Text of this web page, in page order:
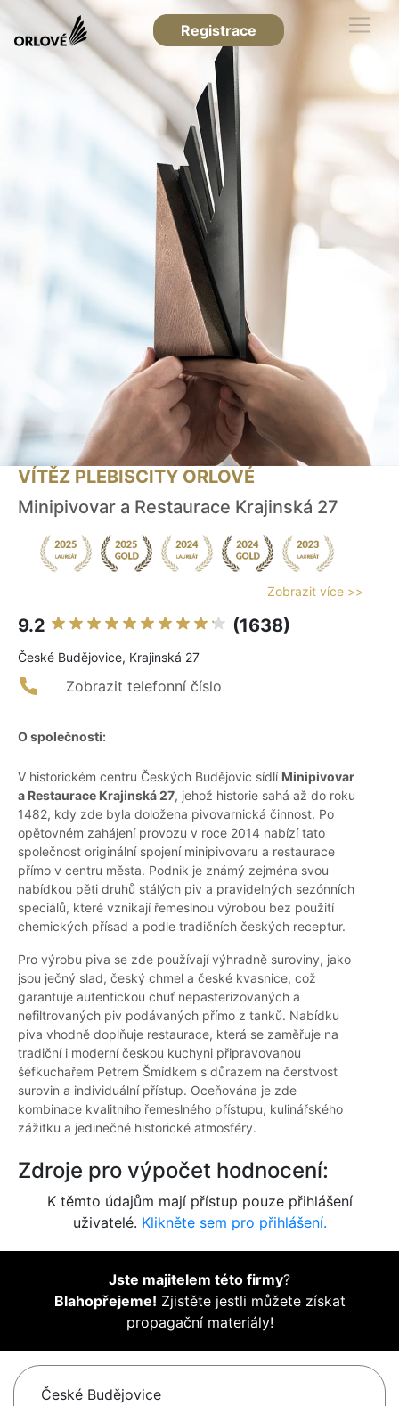
Registrace
VÍTĚZ PLEBISCITY ORLOVÉ
Minipivovar a Restaurace Krajinská 27
Zobrazit více >>
9.2 (1638)
České Budějovice, Krajinská 27
Zobrazit telefonní číslo
O společnosti:
V historickém centru Českých Budějovic sídlí Minipivovar
a Restaurace Krajinská 27, jehož historie sahá až do roku
1482, kdy zde byla doložena pivovarnická činnost. Po
opětovném zahájení provozu v roce 2014 nabízí tato
společnost originální spojení minipivovaru a restaurace
přímo v centru města. Podnik je známý zejména svou
nabídkou pěti druhů stálých piv a pravidelných sezónních
speciálů, které vznikají řemeslnou výrobou bez použití
chemických přísad a podle tradičních českých receptur.
Pro výrobu piva se zde používají výhradně suroviny, jako
jsou ječný slad, český chmel a české kvasnice, což
garantuje autentickou chuť nepasterizovaných a
nefiltrovaných piv podávaných přímo z tanků. Nabídku
piva vhodně doplňuje restaurace, která se zaměřuje na
tradiční i moderní českou kuchyni připravovanou
šéfkuchařem Petrem Šmídkem s důrazem na čerstvost
surovin a individuální přístup. Oceňována je zde
kombinace kvalitního řemeslného přístupu, kulinářského
zážitku a jedinečné historické atmosféry.
Zdroje pro výpočet hodnocení:
K těmto údajům mají přístup pouze přihlášení
uživatelé. Klikněte sem pro přihlášení.
Jste majitelem této firmy?
Blahopřejeme! Zjistěte jestli můžete získat
propagační materiály!
České Budějovice